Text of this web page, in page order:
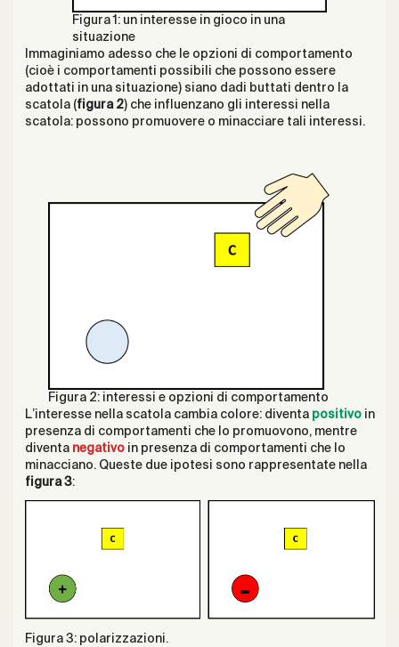
Figura 1: un interesse in gioco in una
situazione
Immaginiamo adesso che le opzioni di comportamento
(cioè i comportamenti possibili che possono essere
adottati in una situazione) siano dadi buttati dentro la
scatola (figura 2) che influenzano gli interessi nella
scatola: possono promuovere o minacciare tali interessi.
Figura 2: interessi e opzioni di comportamento
L’interesse nella scatola cambia colore: diventa positivoin
presenza di comportamenti che lo promuovono, mentre
diventa negativoin presenza di comportamenti che lo
minacciano. Queste due ipotesi sono rappresentate nella
figura 3:
Figura 3: polarizzazioni.